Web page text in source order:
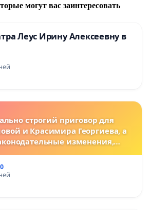
могут вас заинтересовать
Леус Ирину Алексеевну в
строгий приговор для
и Красимира Георгиева, а
изменения,
против животных!